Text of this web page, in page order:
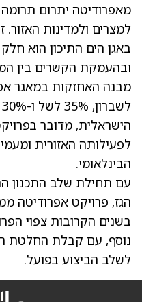
מאפרודיטה יתרום
למצרים ולמדינות
באגן הים התיכון הוא
ובהעמקת הקשרים בין
הישראלית, מדובר
לפעילותה האזורית
הבינלאומי.
עם תחילת שלב התכנון
הגז, פרויקט אפרודיטה
בשנים הקרובות צפוי
נוסף, עם קבלת החלטת
לשלב הביצוע בפועל.